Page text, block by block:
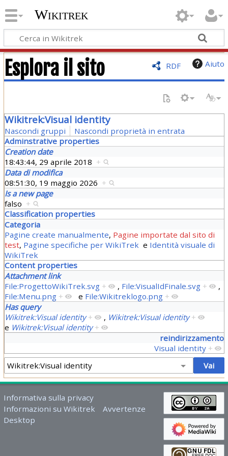
Wikitrek
RDF Aiuto
Esplora il sito
Wikitrek:Visual identity
Nascondi gruppi
Nascondi proprietà in entrata
Adminstrative properties
Creation date
18:43:44, 29 aprile 2018 +
Data di modifica
08:51:30, 19 maggio 2026 +
Is a new page
falso +
Classification properties
Categoria
Pagine create manualmente, Pagine importate dal sito di
test, Pagine specifiche per WikiTrek e Identità visuale di
WikiTrek
Content properties
Attachment link
File:ProgettoWikiTrek.svg + , File:VisualIdFinale.svg +
,
File:Menu.png + e File:Wikitreklogo.png +
Has query
Wikitrek:Visual identity + , Wikitrek:Visual identity +
e Wikitrek:Visual identity +
reindirizzamento
Visual identity +
Informativa sulla privacy
Informazioni su Wikitrek
Avvertenze
Desktop